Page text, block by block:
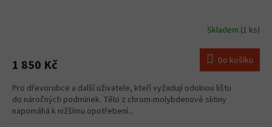
Skladem (1 ks)
1 850 Kč Do košíku
Pro dřevorubce a další uživatele, kteří vyžadují odolnou lištu
do náročných podmínek. Tělo z chrom-molybdenové slitiny
napomáhá k nižšímu opotřebení...